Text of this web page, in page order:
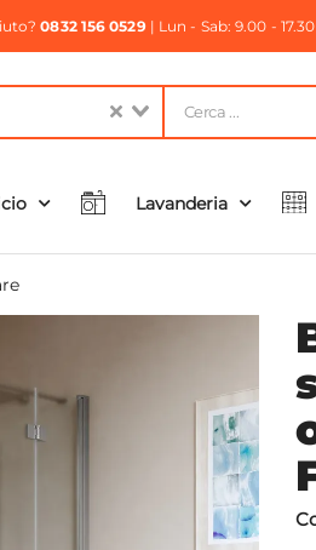
0832 156 0529| Lun - Sab: 9.00 -
Lavanderia